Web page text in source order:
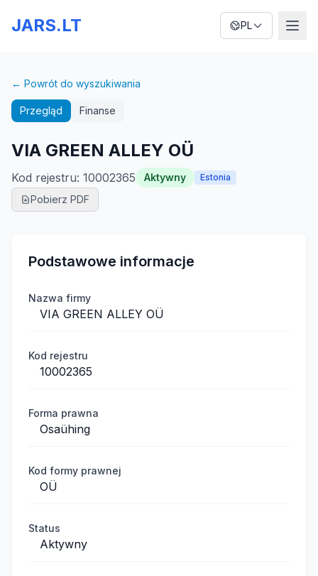
JARS.LT PL
← Powrót do wyszukiwania
Przegląd Finanse
VIA GREEN ALLEY OÜ
Kod rejestru: 10002365 Aktywny Estonia
Pobierz PDF
Podstawowe informacje
Nazwa firmy
VIA GREEN ALLEY OÜ
Kod rejestru
10002365
Forma prawna
Osaühing
Kod formy prawnej
OÜ
Status
Aktywny